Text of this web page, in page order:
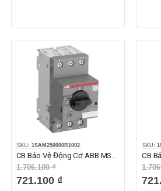
SKU: 1SAM250000R1002
1.706.100 ₫
721.100 ₫
SKU: